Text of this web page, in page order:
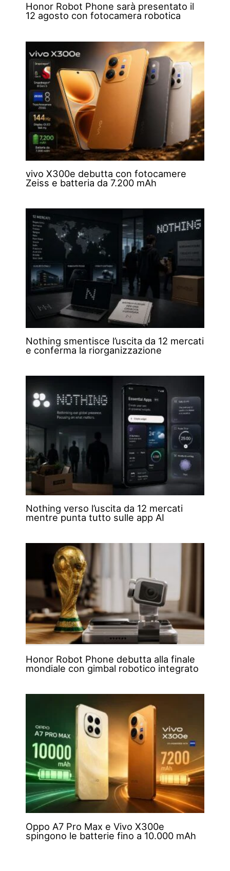
Honor Robot Phone sarà presentato il
12 agosto con fotocamera robotica
vivo X300e debutta con fotocamere
Zeiss e batteria da 7.200 mAh
Nothing smentisce l’uscita da 12 mercati
e conferma la riorganizzazione
Nothing verso l’uscita da 12 mercati
mentre punta tutto sulle app AI
Honor Robot Phone debutta alla finale
mondiale con gimbal robotico integrato
Oppo A7 Pro Max e Vivo X300e
spingono le batterie fino a 10.000 mAh